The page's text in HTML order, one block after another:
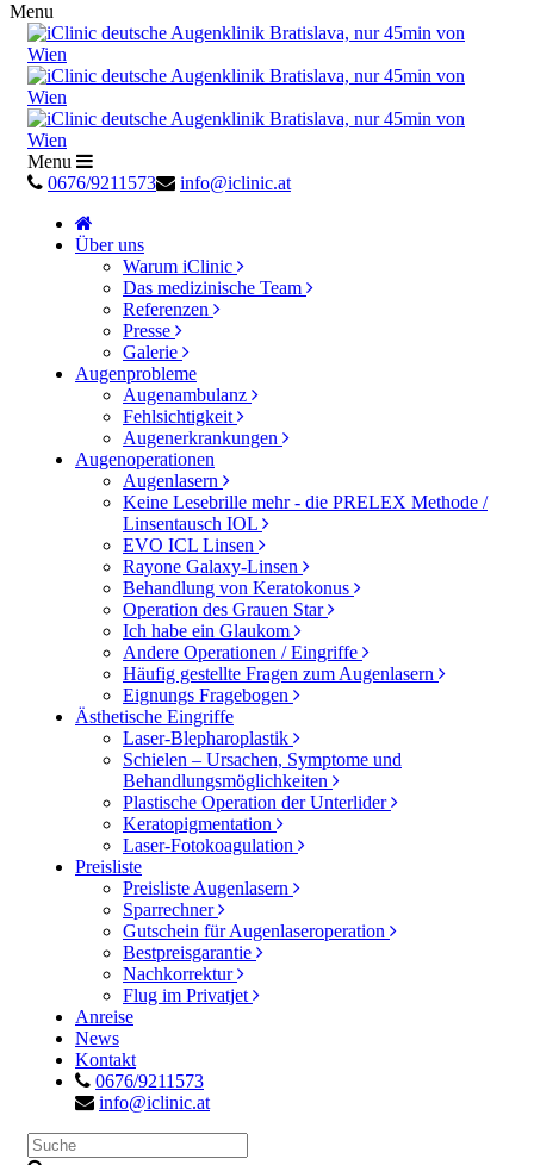
Menu
Menu
0676/9211573
info@iclinic.at
Über uns
Warum iClinic
Das medizinische Team
Referenzen
Presse
Galerie
Augenprobleme
Augenambulanz
Fehlsichtigkeit
Augenerkrankungen
Augenoperationen
Augenlasern
Keine Lesebrille mehr - die PRELEX Methode /
Linsentausch IOL
EVO ICL Linsen
Rayone Galaxy-Linsen
Behandlung von Keratokonus
Operation des Grauen Star
Ich habe ein Glaukom
Andere Operationen / Eingriffe
Häufig gestellte Fragen zum Augenlasern
Eignungs Fragebogen
Ästhetische Eingriffe
Laser-Blepharoplastik
Schielen – Ursachen, Symptome und
Behandlungsmöglichkeiten
Plastische Operation der Unterlider
Keratopigmentation
Laser-Fotokoagulation
Preisliste
Preisliste Augenlasern
Sparrechner
Gutschein für Augenlaseroperation
Bestpreisgarantie
Nachkorrektur
Flug im Privatjet
Anreise
News
Kontakt
0676/9211573
info@iclinic.at